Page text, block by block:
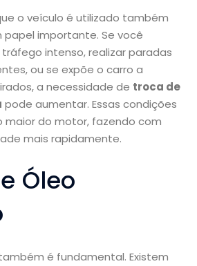
o veículo é utilizado também
importante. Se você
intenso, realizar paradas
ou se expõe o carro a
a necessidade de troca de
pode aumentar. Essas condições
maior do motor, fazendo com
mais rapidamente.
Óleo
é fundamental. Existem